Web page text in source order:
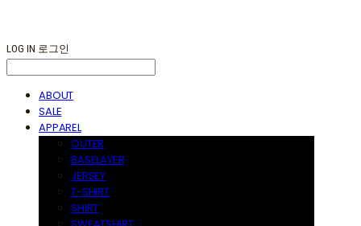
LOG IN 로그인
ABOUT
SALE
APPAREL
OUTER
BASELAYER
JERSEY
T-SHIRT
SHIRT